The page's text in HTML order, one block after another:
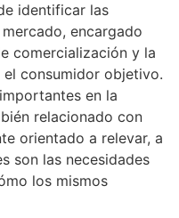
identificar las
encargado
comercialización y la
consumidor objetivo.
en la
relacionado con
orientado a relevar, a
son las necesidades
los mismos